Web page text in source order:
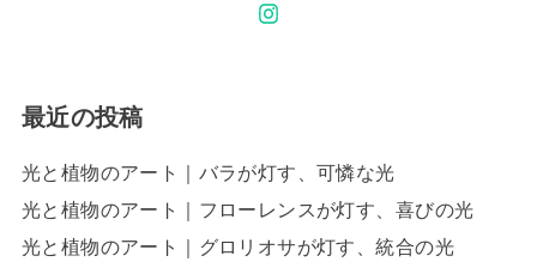
最近の投稿
光と植物のアート｜バラが灯す、可憐な光
光と植物のアート｜フローレンスが灯す、喜びの光
光と植物のアート｜グロリオサが灯す、統合の光